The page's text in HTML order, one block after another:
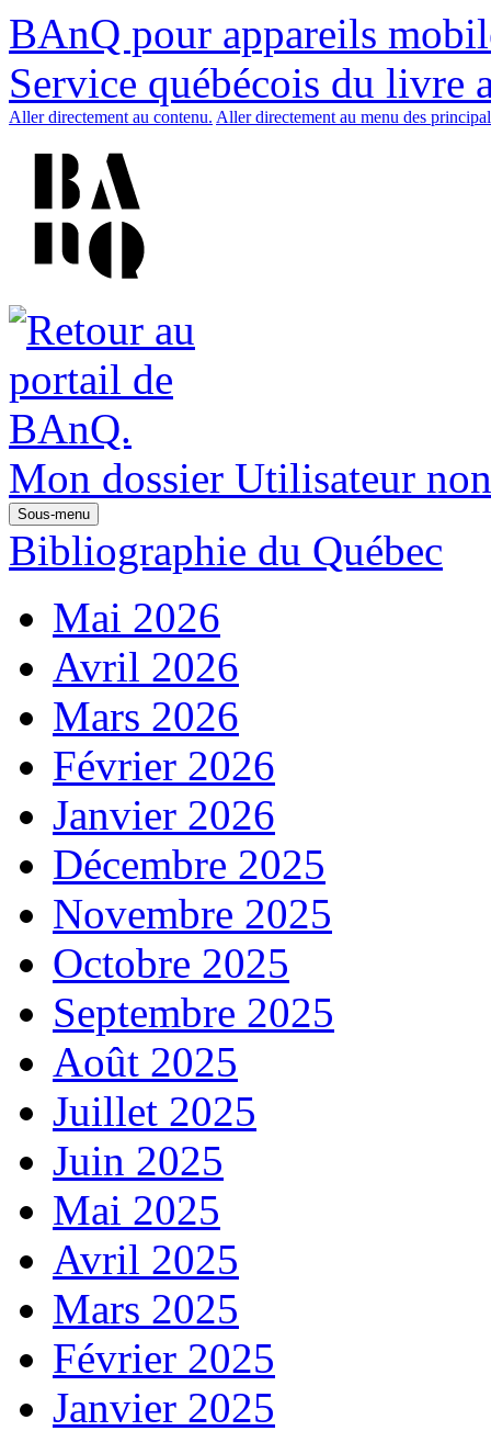
BAnQ pour appareils
Service québécois du livre
Aller directement au contenu. Aller directement au menu des
Mon dossier Utilisateur
Sous-menu
Bibliographie du Québec
Mai 2026
Avril 2026
Mars 2026
Février 2026
Janvier 2026
Décembre 2025
Novembre 2025
Octobre 2025
Septembre 2025
Août 2025
Juillet 2025
Juin 2025
Mai 2025
Avril 2025
Mars 2025
Février 2025
Janvier 2025